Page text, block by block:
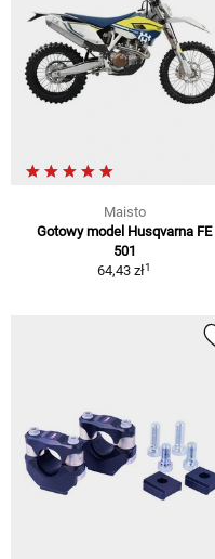
Maisto
Gotowy model Husqvarna FE
501
64,43 zł1